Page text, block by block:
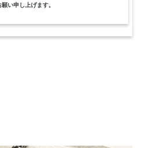
い申し上げます。